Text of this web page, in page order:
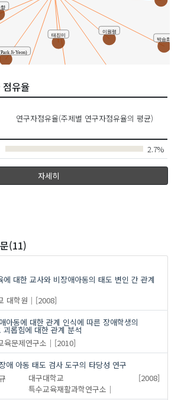
박승희
Ji-Yeon)
신보미
이원령
태진미
유율
연구자점유율(주제별 연구자점유율의 평균)
2.7%
자세히
(11)
에 대한 교사와 비장애아동의 태도 변인 간 관계
대학원
[2008]
아동에 대한 관계 인식에 따른 장애학생의
괴롭힘에 대한 관계 분석
육문제연구소
[2010]
애 아동 태도 검사 도구의 타당성 연구
대구대학교
특수교육재활과학연구소
[2008]